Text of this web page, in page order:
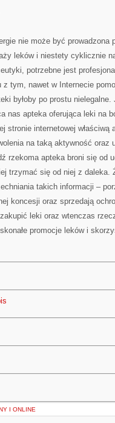
nie może być prowadzona
leków i niestety cyklicznie
potrzebne jest
z tym, nawet w Internecie
byłoby po prostu
nas apteka oferująca leki na
stronie internetowej właściwą
na taką aktywność oraz
rzekoma apteka broni się od
trzymać się od niej z daleka.
takich informacji –
koncesji oraz sprzedają
leki oraz wtenczas
promocje leków i
I ONLINE